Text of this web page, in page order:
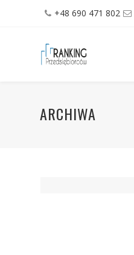
+48 690 471 802
ARCHIWA